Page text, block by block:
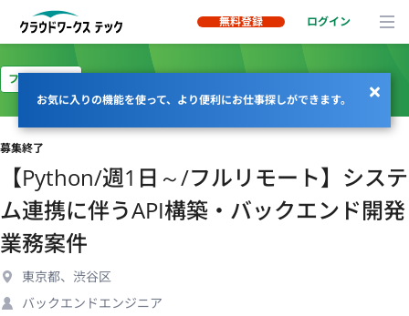
無料登録 ログイン
お気に入りの機能を使って、より便利にお仕事探しができます。
フルリモート
募集終了
【Python/週1日～/フルリモート】システ
ム連携に伴うAPI構築・バックエンド開発
業務案件
東京都、渋谷区
バックエンドエンジニア